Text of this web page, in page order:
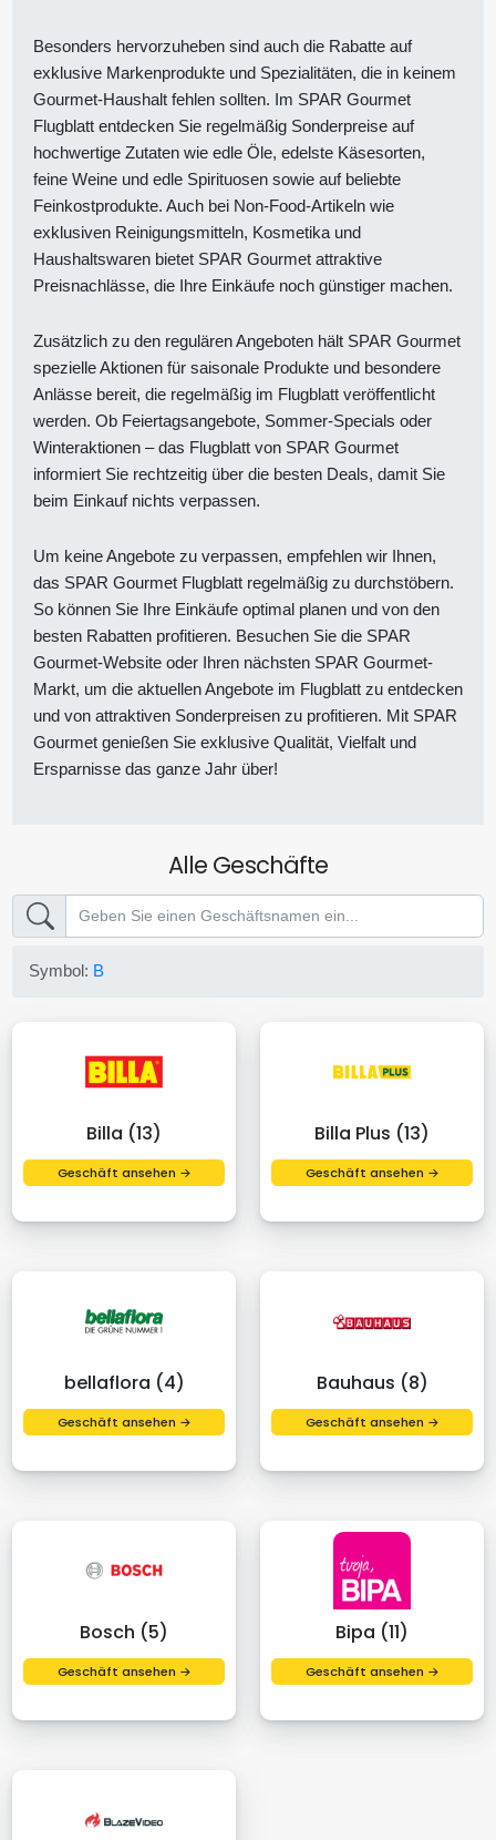
Besonders hervorzuheben sind auch die Rabatte auf
exklusive Markenprodukte und Spezialitäten, die in keinem
Gourmet-Haushalt fehlen sollten. Im SPAR Gourmet
Flugblatt entdecken Sie regelmäßig Sonderpreise auf
hochwertige Zutaten wie edle Öle, edelste Käsesorten,
feine Weine und edle Spirituosen sowie auf beliebte
Feinkostprodukte. Auch bei Non-Food-Artikeln wie
exklusiven Reinigungsmitteln, Kosmetika und
Haushaltswaren bietet SPAR Gourmet attraktive
Preisnachlässe, die Ihre Einkäufe noch günstiger machen.
Zusätzlich zu den regulären Angeboten hält SPAR Gourmet
spezielle Aktionen für saisonale Produkte und besondere
Anlässe bereit, die regelmäßig im Flugblatt veröffentlicht
werden. Ob Feiertagsangebote, Sommer-Specials oder
Winteraktionen – das Flugblatt von SPAR Gourmet
informiert Sie rechtzeitig über die besten Deals, damit Sie
beim Einkauf nichts verpassen.
Um keine Angebote zu verpassen, empfehlen wir Ihnen,
das SPAR Gourmet Flugblatt regelmäßig zu durchstöbern.
So können Sie Ihre Einkäufe optimal planen und von den
besten Rabatten profitieren. Besuchen Sie die SPAR
Gourmet-Website oder Ihren nächsten SPAR Gourmet-
Markt, um die aktuellen Angebote im Flugblatt zu entdecken
und von attraktiven Sonderpreisen zu profitieren. Mit SPAR
Gourmet genießen Sie exklusive Qualität, Vielfalt und
Ersparnisse das ganze Jahr über!
Alle Geschäfte
Symbol: B
Billa (13)
Geschäft ansehen →
Billa Plus (13)
Geschäft ansehen →
bellaflora (4)
Geschäft ansehen →
Bauhaus (8)
Geschäft ansehen →
Bosch (5)
Geschäft ansehen →
Bipa (11)
Geschäft ansehen →